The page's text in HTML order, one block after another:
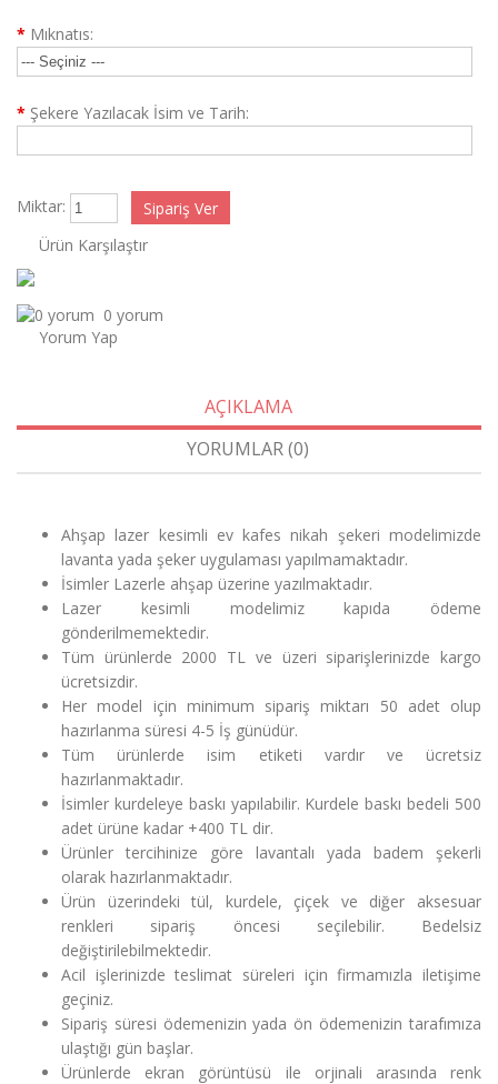
* Mıknatıs:
* Şekere Yazılacak İsim ve Tarih:
Miktar:
Ürün Karşılaştır
0 yorum
Yorum Yap
AÇIKLAMA
YORUMLAR (0)
Ahşap lazer kesimli ev kafes nikah şekeri modelimizde
lavanta yada şeker uygulaması yapılmamaktadır.
İsimler Lazerle ahşap üzerine yazılmaktadır.
Lazer kesimli modelimiz kapıda ödeme
gönderilmemektedir.
Tüm ürünlerde 2000 TL ve üzeri siparişlerinizde kargo
ücretsizdir.
Her model için minimum sipariş miktarı 50 adet olup
hazırlanma süresi 4-5 İş günüdür.
Tüm ürünlerde isim etiketi vardır ve ücretsiz
hazırlanmaktadır.
İsimler kurdeleye baskı yapılabilir. Kurdele baskı bedeli 500
adet ürüne kadar +400 TL dir.
Ürünler tercihinize göre lavantalı yada badem şekerli
olarak hazırlanmaktadır.
Ürün üzerindeki tül, kurdele, çiçek ve diğer aksesuar
renkleri sipariş öncesi seçilebilir. Bedelsiz
değiştirilebilmektedir.
Acil işlerinizde teslimat süreleri için firmamızla iletişime
geçiniz.
Sipariş süresi ödemenizin yada ön ödemenizin tarafımıza
ulaştığı gün başlar.
Ürünlerde ekran görüntüsü ile orjinali arasında renk